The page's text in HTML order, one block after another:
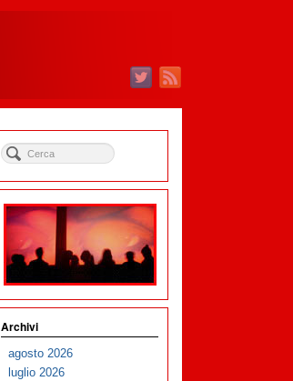
Archivi
agosto 2026
luglio 2026